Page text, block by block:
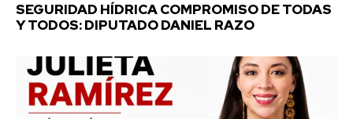
SEGURIDAD HÍDRICA COMPROMISO DE TODAS
Y TODOS: DIPUTADO DANIEL RAZO